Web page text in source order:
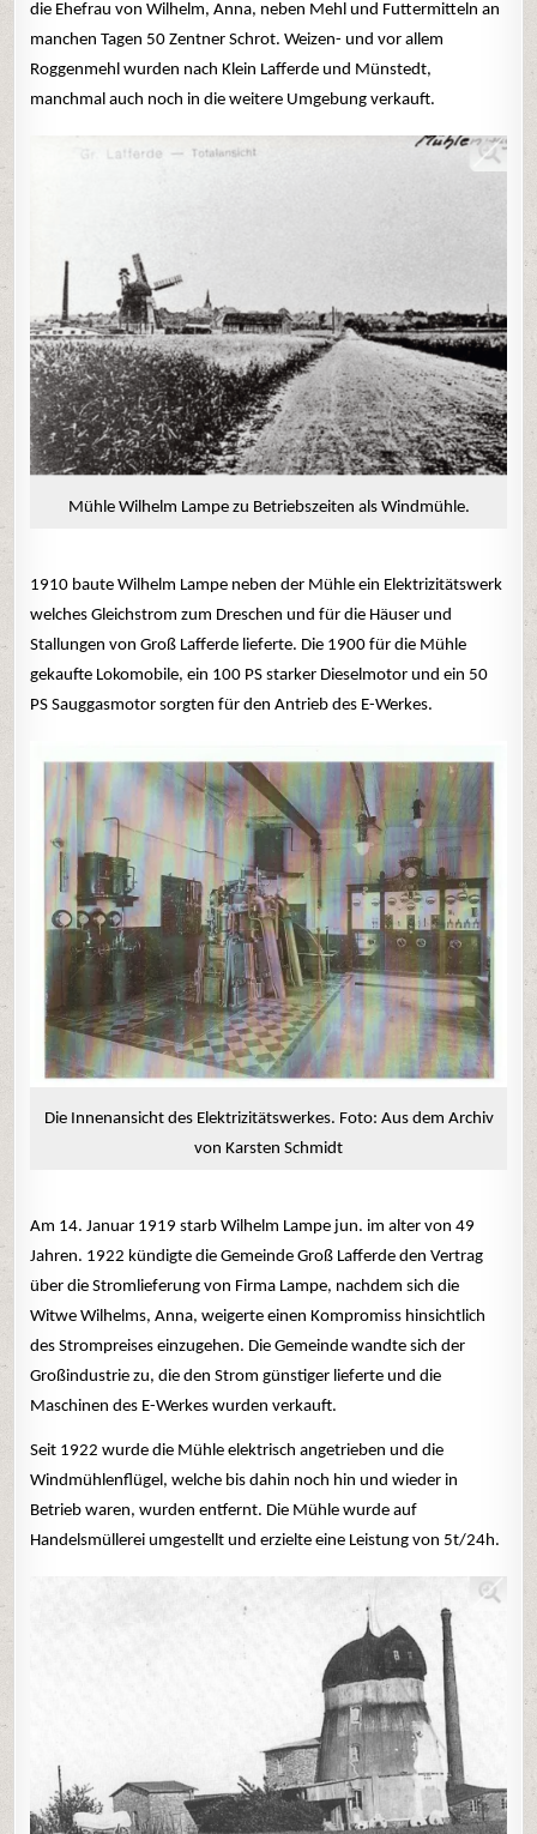
die Ehefrau von Wilhelm, Anna, neben Mehl und Futtermitteln an
manchen Tagen 50 Zentner Schrot. Weizen- und vor allem
Roggenmehl wurden nach Klein Lafferde und Münstedt,
manchmal auch noch in die weitere Umgebung verkauft.
Mühle Wilhelm Lampe zu Betriebszeiten als Windmühle.
1910 baute Wilhelm Lampe neben der Mühle ein Elektrizitätswerk
welches Gleichstrom zum Dreschen und für die Häuser und
Stallungen von Groß Lafferde lieferte. Die 1900 für die Mühle
gekaufte Lokomobile, ein 100 PS starker Dieselmotor und ein 50
PS Sauggasmotor sorgten für den Antrieb des E-Werkes.
Die Innenansicht des Elektrizitätswerkes. Foto: Aus dem Archiv
von Karsten Schmidt
Am 14. Januar 1919 starb Wilhelm Lampe jun. im alter von 49
Jahren. 1922 kündigte die Gemeinde Groß Lafferde den Vertrag
über die Stromlieferung von Firma Lampe, nachdem sich die
Witwe Wilhelms, Anna, weigerte einen Kompromiss hinsichtlich
des Strompreises einzugehen. Die Gemeinde wandte sich der
Großindustrie zu, die den Strom günstiger lieferte und die
Maschinen des E-Werkes wurden verkauft.
Seit 1922 wurde die Mühle elektrisch angetrieben und die
Windmühlenflügel, welche bis dahin noch hin und wieder in
Betrieb waren, wurden entfernt. Die Mühle wurde auf
Handelsmüllerei umgestellt und erzielte eine Leistung von 5t/24h.